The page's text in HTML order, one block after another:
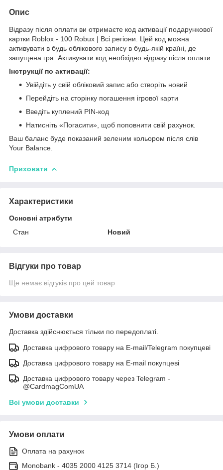
Опис
Відразу після оплати ви отримаєте код активації подарункової
картки Roblox - 100 Robux | Всі регіони. Цей код можна
активувати в будь облікового запису в будь-якій країні, де
запущена гра. Активувати код необхідно відразу після оплати
Інструкції по активації:
Увійдіть у свій обліковий запис або створіть новий
Перейдіть на сторінку погашення ігрової карти
Введіть куплений PIN-код
Натисніть «Погасити», щоб поповнити свій рахунок.
Ваш баланс буде показаний зеленим кольором після слів
Your Balance.
Приховати
Характеристики
Основні атрибути
Стан
Новий
Відгуки про товар
Ще немає відгуків про цей товар
Умови доставки
Доставка здійснюється тільки по передоплаті.
Доставка цифрового товару на E-mail/Telegram покупцеві
Доставка цифрового товару на E-mail покупцеві
Доставка цифрового товару через Telegram -
@CardmagComUA
Всі умови доставки
Умови оплати
Оплата на рахунок
Monobank - 4035 2000 4125 3714 (Ігор Б.)